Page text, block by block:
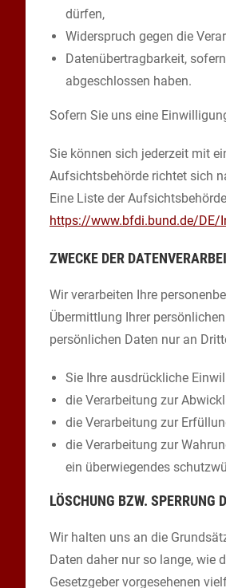
dürfen,
Widerspruch gegen die
Datenübertragbarkeit,
abgeschlossen haben.
Sofern Sie uns eine
Sie können sich jederzeit mit
Aufsichtsbehörde richtet sich
Eine Liste der
https://www.bfdi.bund.de/DE/
ZWECKE DER
Wir verarbeiten Ihre
Übermittlung Ihrer
persönlichen Daten nur an
Sie Ihre ausdrückliche
die Verarbeitung zur
die Verarbeitung zur
die Verarbeitung zur
ein überwiegendes
LÖSCHUNG BZW. SPERRUNG
Wir halten uns an die
Daten daher nur so lange, wie
Gesetzgeber vorgesehenen